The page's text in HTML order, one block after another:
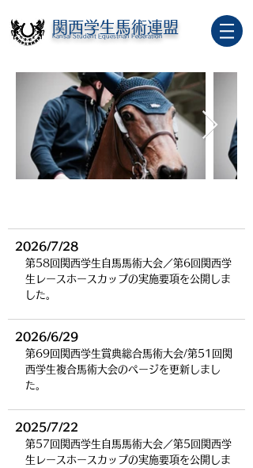
関西学生馬術連盟
Kansai Student Equestrian Federation
2026/7/28
第58回関西学生自馬馬術大会／第6回関西学
生レースホースカップの実施要項を公開しま
した。
2026/6/29
第69回関西学生賞典総合馬術大会/第51回関
西学生複合馬術大会のページを更新しまし
た。
2025/7/22
第57回関西学生自馬馬術大会／第5回関西学
生レースホースカップの実施要項を公開しま